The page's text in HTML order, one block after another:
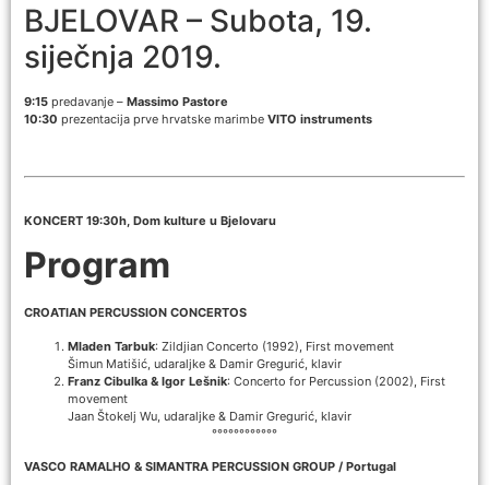
BJELOVAR – Subota, 19.
siječnja 2019.
9:15 predavanje – Massimo Pastore
10:30 prezentacija prve hrvatske marimbe VITO instruments
KONCERT 19:30h, Dom kulture u Bjelovaru
Program
CROATIAN PERCUSSION CONCERTOS
Mladen Tarbuk: Zildjian Concerto (1992), First movement
Šimun Matišić, udaraljke & Damir Gregurić, klavir
Franz Cibulka & Igor Lešnik: Concerto for Percussion (2002), First
movement
Jaan Štokelj Wu, udaraljke & Damir Gregurić, klavir
°°°°°°°°°°°°
VASCO RAMALHO & SIMANTRA PERCUSSION GROUP / Portugal